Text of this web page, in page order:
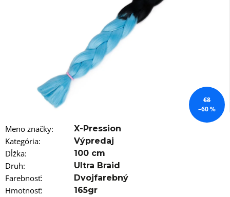
€8
–60 %
Meno značky: X-Pression
Kategória: Výpredaj
Dĺžka: 100 cm
Druh: Ultra Braid
Farebnosť: Dvojfarebný
Hmotnosť: 165gr
HĽADAŤ
o
r
ú
č
a
m